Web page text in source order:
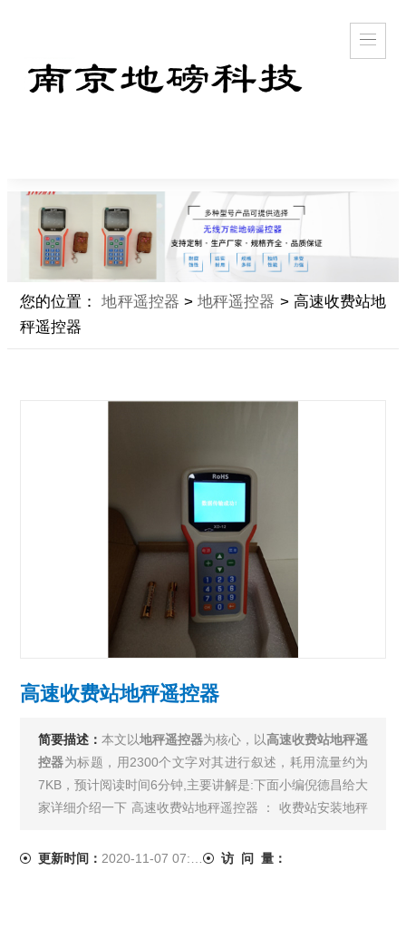
您的位置：地秤遥控器 >地秤遥控器 > 高速收费站地
秤遥控器
高速收费站地秤遥控器
简要描述： 本文以地秤遥控器为核心，以高速收费站地秤遥
控器为标题，用2300个文字对其进行叙述，耗用流量约为
7KB，预计阅读时间6分钟,主要讲解是:下面小编倪德昌给大
家详细介绍一下 高速收费站地秤遥控器 ： 收费站安装地秤
27日 日东高速菏泽管理处菏泽西收费站二中队队......
更新时间： 2020-11-07 07:55:19 访 问 量：